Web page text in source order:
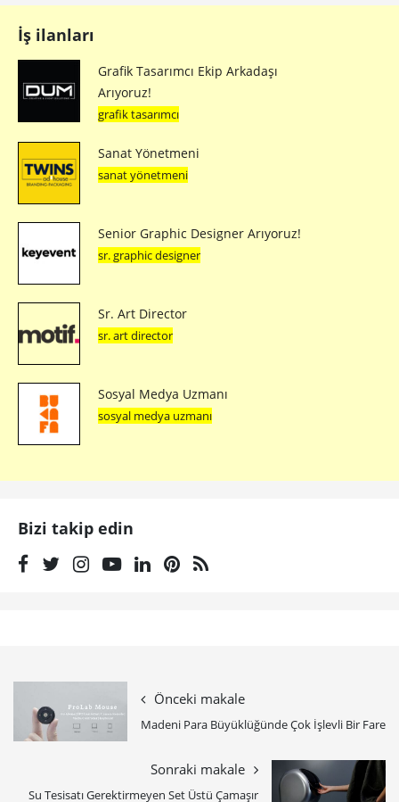
İş ilanları
Grafik Tasarımcı Ekip Arkadaşı
Arıyoruz!
grafik tasarımcı
Sanat Yönetmeni
sanat yönetmeni
Senior Graphic Designer Arıyoruz!
sr. graphic designer
Sr. Art Director
sr. art director
Sosyal Medya Uzmanı
sosyal medya uzmanı
Bizi takip edin
Önceki makale
Madeni Para Büyüklüğünde Çok İşlevli Bir Fare
Sonraki makale
Su Tesisatı Gerektirmeyen Set Üstü Çamaşır